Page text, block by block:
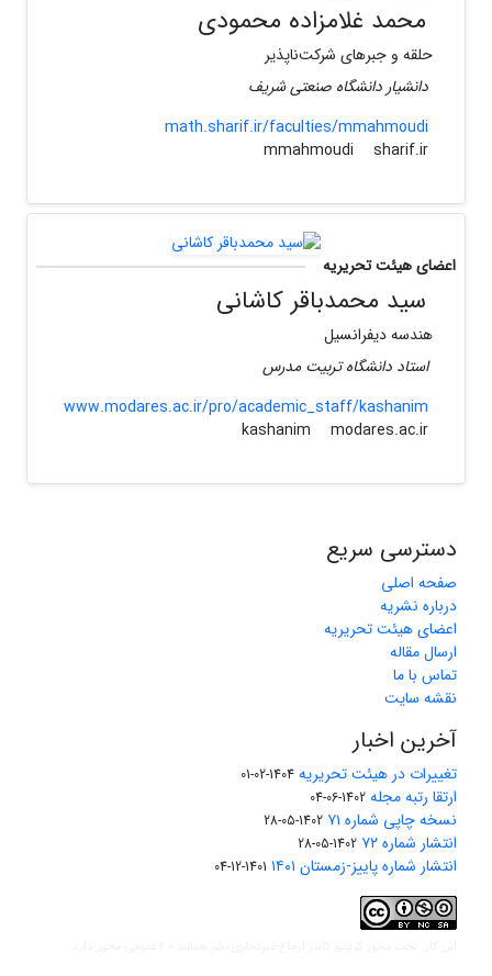
محمد غلامزاده محمودی
حلقه و جبرهای شرکت‌ناپذیر
دانشیار دانشگاه صنعتی شریف
math.sharif.ir/faculties/mmahmoudi
mmahmoudi
sharif.ir
اعضای هیئت تحریریه
سید محمدباقر کاشانی
هندسه دیفرانسیل
استاد دانشگاه تربیت مدرس
www.modares.ac.ir/pro/academic_staff/kashanim
kashanim
modares.ac.ir
دسترسی سریع
صفحه اصلی
درباره نشریه
اعضای هیئت تحریریه
ارسال مقاله
تماس با ما
نقشه سایت
آخرین اخبار
تغییرات در هیئت تحریریه 1404-02-01
ارتقا رتبه مجله 1402-06-04
نسخه چاپی شماره ۷۱ 1402-05-28
انتشار شماره ۷۲ 1402-05-28
انتشار شماره پاییز-زمستان ۱۴۰۱ 1401-12-04